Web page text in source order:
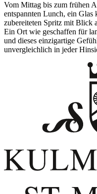
Vom Mittag bis zum frühen
entspannten Lunch, ein Glas
zubereiteten Spritz mit Blick
Ein Ort wie geschaffen für
und dieses einzigartige
unvergleichlich in jeder